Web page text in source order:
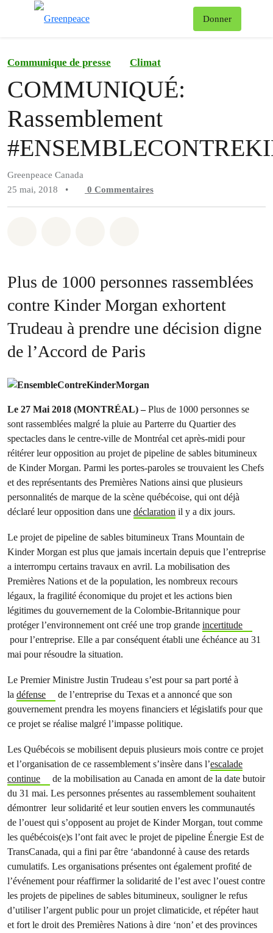
Donner
Communique de presse Climat
COMMUNIQUÉ:
Rassemblement
Greenpeace Canada
25 mai, 2018
• 0 Commentaires
Plus de 1000 personnes rassemblées
contre Kinder Morgan exhortent
Trudeau à prendre une décision digne
de l’Accord de Paris
Le 27 Mai 2018 (MONTRÉAL) –Plus de 1000 personnes se
sont rassemblées malgré la pluie au Parterre du Quartier des
spectacles dans le centre-ville de Montréal cet après-midi pour
réitérer leur opposition au projet de pipeline de sables bitumineux
de Kinder Morgan. Parmi les portes-paroles se trouvaient les Chefs
et des représentants des Premières Nations ainsi que plusieurs
personnalités de marque de la scène québécoise, qui ont déjà
déclaré leur opposition dans une déclaration il y a dix jours.
Le projet de pipeline de sables bitumineux Trans Mountain de
Kinder Morgan est plus que jamais incertain depuis que l’entreprise
a interrompu certains travaux en avril. La mobilisation des
Premières Nations et de la population, les nombreux recours
légaux, la fragilité économique du projet et les actions bien
légitimes du gouvernement de la Colombie-Britannique pour
protéger l’environnement ont créé une trop grande incertitude
pour l’entreprise. Elle a par conséquent établi une échéance au 31
mai pour résoudre la situation.
Le Premier Ministre Justin Trudeau s’est pour sa part porté à
la défense
de l’entreprise du Texas et a annoncé que son
gouvernement prendra les moyens financiers et législatifs pour que
ce projet se réalise malgré l’impasse politique.
Les Québécois se mobilisent depuis plusieurs mois contre ce projet
et l’organisation de ce rassemblement s’insère dans l’escalade
continue
de la mobilisation au Canada en amont de la date butoir
du 31 mai. Les personnes présentes au rassemblement souhaitent
démontrer leur solidarité et leur soutien envers les communautés
de l’ouest qui s’opposent au projet de Kinder Morgan, tout comme
les québécois(e)s l’ont fait avec le projet de pipeline Énergie Est de
TransCanada, qui a fini par être ‘abandonné à cause des retards
cumulatifs. Les organisations présentes ont également profité de
l’événement pour réaffirmer la solidarité de l’est avec l’ouest contre
les projets de pipelines de sables bitumineux, souligner le refus
d’utiliser l’argent public pour un projet climaticide, et répéter haut
et fort le droit des Premières Nations à dire ‘non’ et des provinces